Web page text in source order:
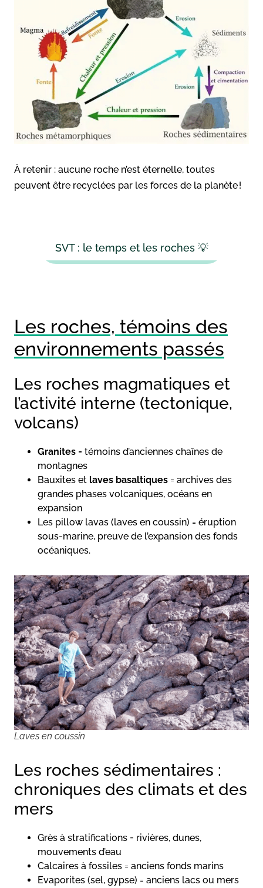
À retenir : aucune roche n’est éternelle, toutes
peuvent être recyclées par les forces de la planète !
SVT : le temps et les roches 💡
Les roches, témoins des
environnements passés
Les roches magmatiques et
l’activité interne (tectonique,
volcans)
Granites = témoins d’anciennes chaînes de
montagnes
Bauxites et laves basaltiques = archives des
grandes phases volcaniques, océans en
expansion
Les pillow lavas (laves en coussin) = éruption
sous-marine, preuve de l’expansion des fonds
océaniques.
Laves en coussin
Les roches sédimentaires :
chroniques des climats et des
mers
Grès à stratifications = rivières, dunes,
mouvements d’eau
Calcaires à fossiles = anciens fonds marins
Evaporites (sel, gypse) = anciens lacs ou mers